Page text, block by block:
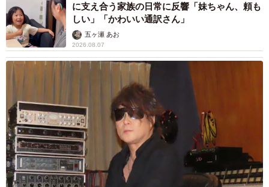
に支え合う家族の日常に反響「妹ちゃん、頼も
しい」「かわいい通訳さん」
五ヶ瀬 あお
2026.08.07